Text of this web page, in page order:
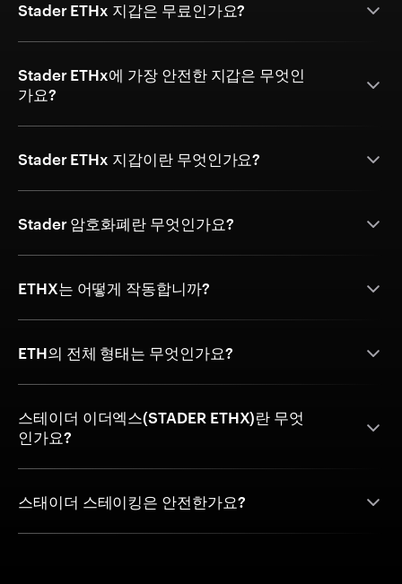
Stader ETHx 지갑은 무료인가요?
Stader ETHx에 가장 안전한 지갑은 무엇인
가요?
Stader ETHx 지갑이란 무엇인가요?
Stader 암호화폐란 무엇인가요?
ETHX는 어떻게 작동합니까?
ETH의 전체 형태는 무엇인가요?
스테이더 이더엑스(STADER ETHX)란 무엇
인가요?
스태이더 스테이킹은 안전한가요?